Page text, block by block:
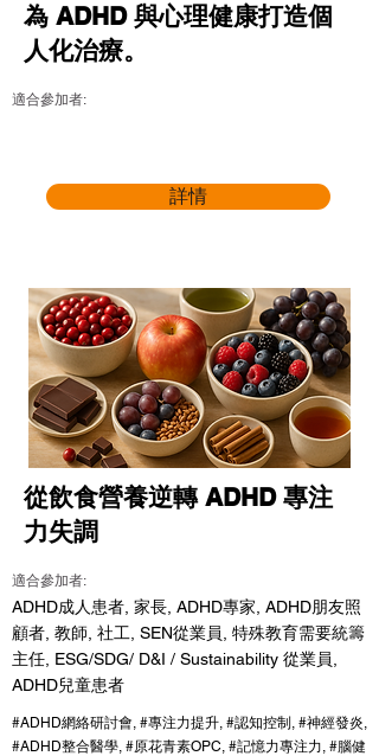
為 ADHD 與心理健康打造個
人化治療。
適合參加者:
詳情
從飲食營養逆轉 ADHD 專注
力失調
適合參加者:
ADHD成人患者, 家長, ADHD專家, ADHD朋友照
顧者, 教師, 社工, SEN從業員, 特殊教育需要統籌
主任, ESG/SDG/ D&I / Sustainability 從業員,
ADHD兒童患者
#ADHD網絡研討會, #專注力提升, #認知控制, #神經發炎,
#ADHD整合醫學, #原花青素OPC, #記憶力專注力, #腦健